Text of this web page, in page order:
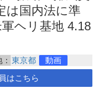
は国内法に準
ヘリ基地 4.18
東京都 動画
はこちら